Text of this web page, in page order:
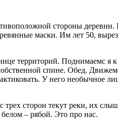
стороны
маски. Им лет 50,
территорий. Поднимаемс я
спине. Обед.
У него необычное
сторон текут реки, их
белом – рябой. Это про нас.